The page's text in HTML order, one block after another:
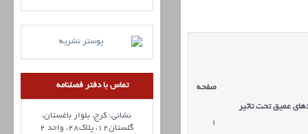
صفحه
عمیق تحت تاثیر
1
دریافت مقاله
تماس با دفتر فصلنامه
نشانی: کرج، بلوار باغستان،
گلستان12، پلاک28، واحد 2